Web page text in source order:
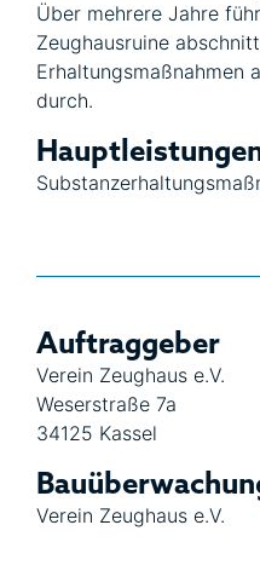
Über mehrere Jahre
Zeughausruine
Erhaltungsmaßnahmen
durch.
Auftraggeber
Verein Zeughaus e.V.
Weserstraße 7a
34125 Kassel
Verein Zeughaus e.V.